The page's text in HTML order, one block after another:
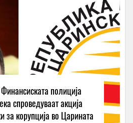
полиција
спроведуваат aкција
за корупција во Царината